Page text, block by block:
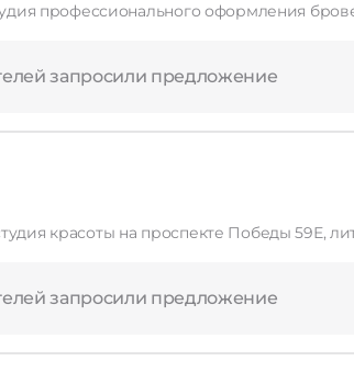
профессионального оформления
запросили предложение
красоты на проспекте Победы 59Е,
запросили предложение